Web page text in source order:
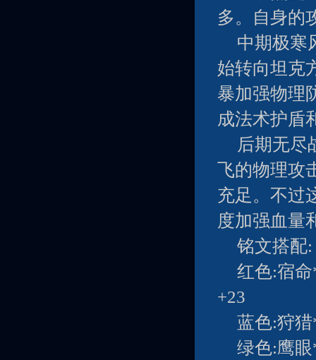
多。自身的
中期极寒
始转向坦克
暴加强物理
成法术护盾
后期无尽
飞的物理
充足。不过
度加强血量
铭文搭配:
红色:宿
+23
蓝色:狩
绿色:鹰